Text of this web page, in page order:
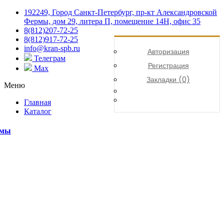
192249, Город Санкт-Петербург, пр-кт Александровской
Фермы, дом 29, литера П, помещение 14Н, офис 35
8(812)207-72-25
8(812)917-72-25
info@kran-spb.ru
Телеграм
Max
Меню
Главная
Каталог
Авторизация
Регистрация
Закладки (0)